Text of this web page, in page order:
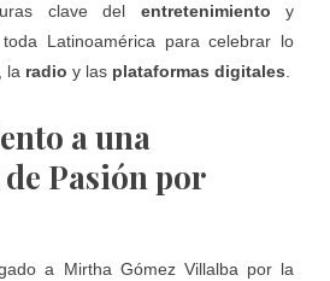
clave del entretenimiento y
Latinoamérica para celebrar lo
, la radio y las plataformas digitales.
a una
Pasión por
a Mirtha Gómez Villalba por la